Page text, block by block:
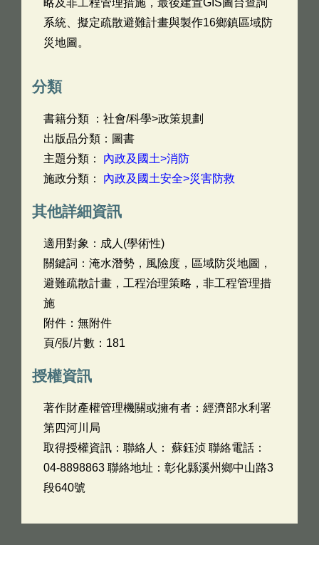
略及非工程管理措施，最後建置GIS圖台查詢
系統、擬定疏散避難計畫與製作16鄉鎮區域防
災地圖。
分類
書籍分類 ：社會/科學>政策規劃
出版品分類：圖書
主題分類： 內政及國土>消防
施政分類： 內政及國土安全>災害防救
其他詳細資訊
適用對象：成人(學術性)
關鍵詞：淹水潛勢，風險度，區域防災地圖，
避難疏散計畫，工程治理策略，非工程管理措
施
附件：無附件
頁/張/片數：181
授權資訊
著作財產權管理機關或擁有者：經濟部水利署
第四河川局
取得授權資訊：聯絡人： 蘇鈺浈 聯絡電話：
04-8898863 聯絡地址：彰化縣溪州鄉中山路3
段640號